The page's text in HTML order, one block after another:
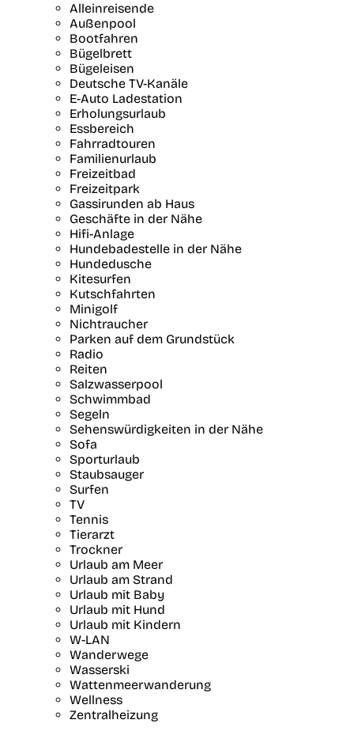
Alleinreisende
Außenpool
Bootfahren
Bügelbrett
Bügeleisen
Deutsche TV-Kanäle
E-Auto Ladestation
Erholungsurlaub
Essbereich
Fahrradtouren
Familienurlaub
Freizeitbad
Freizeitpark
Gassirunden ab Haus
Geschäfte in der Nähe
Hifi-Anlage
Hundebadestelle in der Nähe
Hundedusche
Kitesurfen
Kutschfahrten
Minigolf
Nichtraucher
Parken auf dem Grundstück
Radio
Reiten
Salzwasserpool
Schwimmbad
Segeln
Sehenswürdigkeiten in der Nähe
Sofa
Sporturlaub
Staubsauger
Surfen
TV
Tennis
Tierarzt
Trockner
Urlaub am Meer
Urlaub am Strand
Urlaub mit Baby
Urlaub mit Hund
Urlaub mit Kindern
W-LAN
Wanderwege
Wasserski
Wattenmeerwanderung
Wellness
Zentralheizung